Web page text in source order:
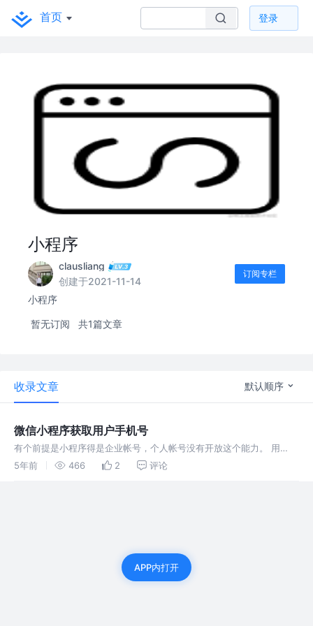
首页 登录
小程序
clausliang
创建于2021-11-14
订阅专栏
小程序
暂无订阅 共1篇文章
收录文章 默认顺序
微信小程序获取用户手机号
有个前提是小程序得是企业帐号，个人帐号没有开放这个能力。 用
button组件获取手机号，比较简单，记录一下避免遗忘。
5年前 466 2 评论
APP内打开